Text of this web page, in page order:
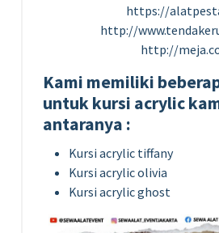
https://
http://
http://
Kami memiliki
untuk kursi acrylic
antaranya :
Kursi acrylic tiffany
Kursi acrylic olivia
Kursi acrylic ghost